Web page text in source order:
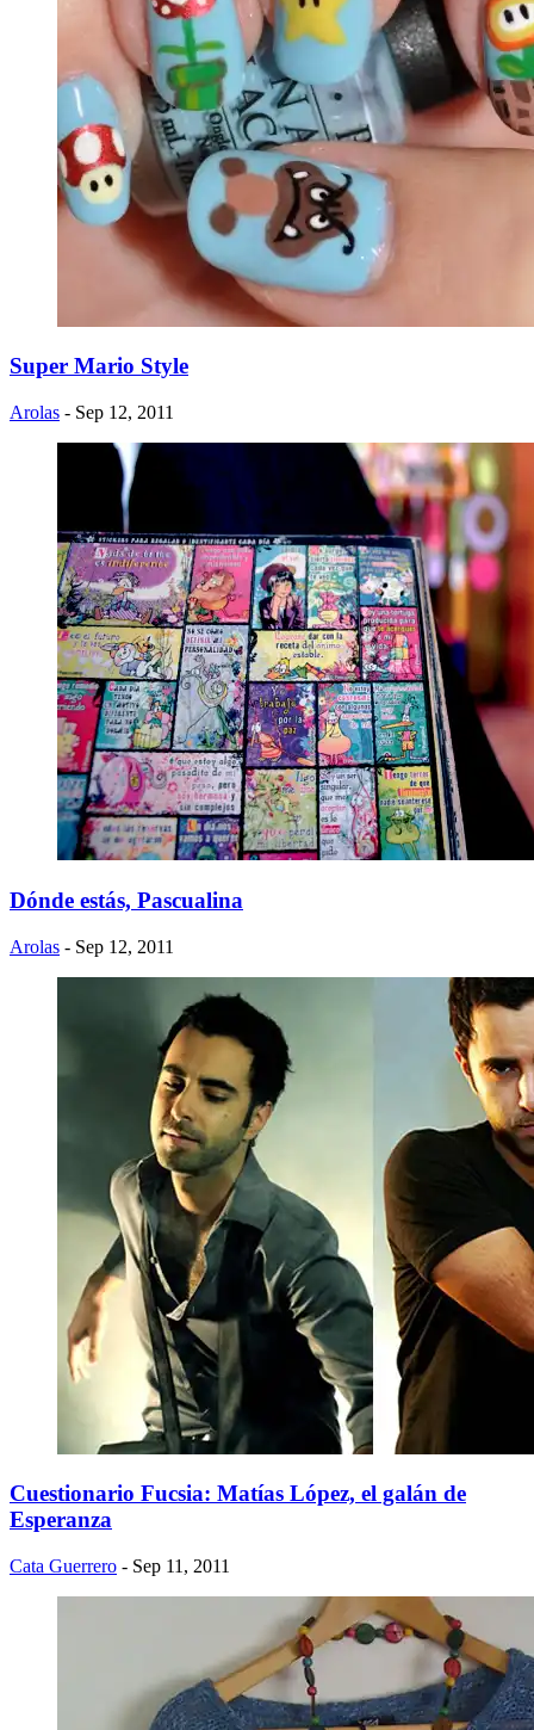
Super Mario Style
Arolas - Sep 12, 2011
Dónde estás, Pascualina
Arolas - Sep 12, 2011
Cuestionario Fucsia: Matías López, el galán de
Esperanza
Cata Guerrero - Sep 11, 2011